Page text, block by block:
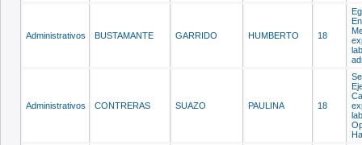
Administrativos BUSTAMANTE GARRIDO HUMBERTO 18
Administrativos CONTRERAS SUAZO PAULINA 18